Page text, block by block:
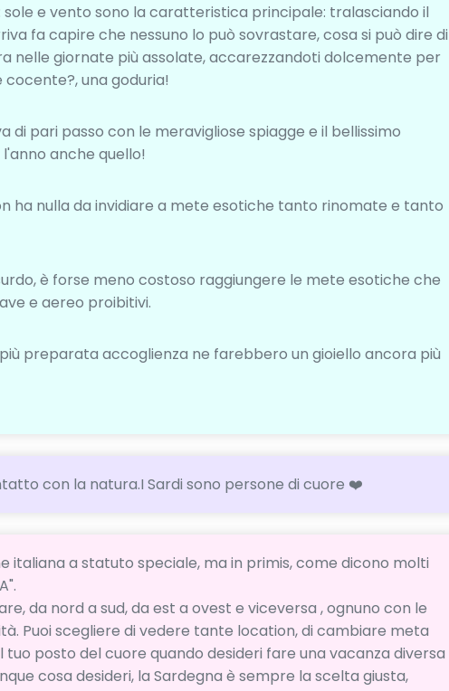
sole e vento sono la caratteristica principale: tralasciando il
fa capire che nessuno lo può sovrastare, cosa si può dire di
nelle giornate più assolate, accarezzandoti dolcemente per
una goduria!
di pari passo con le meravigliose spiagge e il bellissimo
anche quello!
ha nulla da invidiare a mete esotiche tanto rinomate e tanto
è forse meno costoso raggiungere le mete esotiche che
e aereo proibitivi.
preparata accoglienza ne farebbero un gioiello ancora più
con la natura.I Sardi sono persone di cuore ❤️
italiana a statuto speciale, ma in primis, come dicono molti
da nord a sud, da est a ovest e viceversa , ognuno con le
Puoi scegliere di vedere tante location, di cambiare meta
posto del cuore quando desideri fare una vacanza diversa
cosa desideri, la Sardegna è sempre la scelta giusta,